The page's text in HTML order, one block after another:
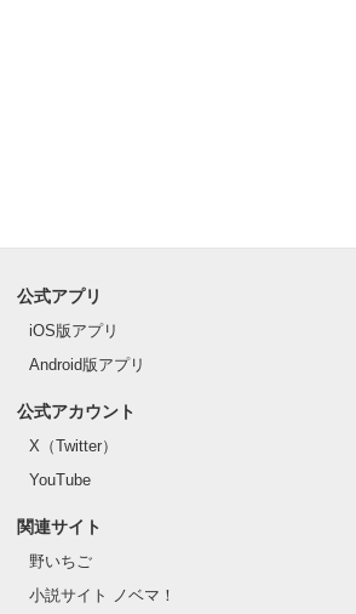
公式アプリ
iOS版アプリ
Android版アプリ
公式アカウント
X（Twitter）
YouTube
関連サイト
野いちご
小説サイト ノベマ！